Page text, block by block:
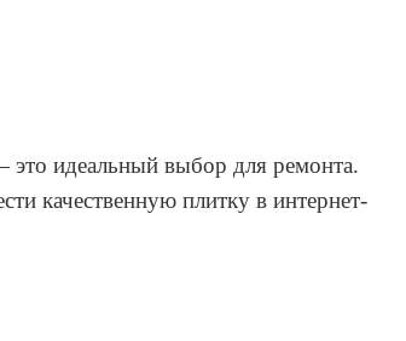
идеальный выбор для ремонта.
качественную плитку в интернет-